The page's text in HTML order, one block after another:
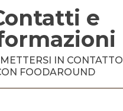
e
IN CONTATTO
FOODAROUND